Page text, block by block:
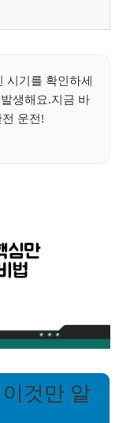
시기를 확인하세
생해요.지금 바
운전!
것만 알